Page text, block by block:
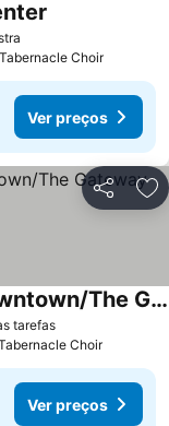
Choir
Ver preços
Partilhar
tarefas
Hyatt Place Salt Lake City/Downtown/The Gateway
Choir
Ver preços